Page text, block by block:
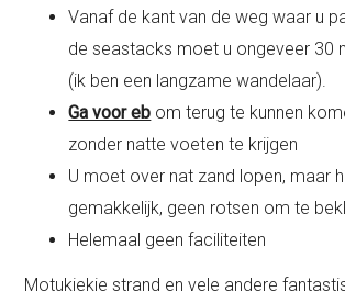
Vanaf de kant van de weg waar u
de seastacks moet u ongeveer 30
(ik ben een langzame wandelaar).
Ga voor eb om terug te kunnen
zonder natte voeten te krijgen
U moet over nat zand lopen, maar
gemakkelijk, geen rotsen om te
Helemaal geen faciliteiten
Motukiekie strand en vele andere